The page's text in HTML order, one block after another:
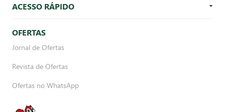
ACESSO RÁPIDO
OFERTAS
Jornal de Ofertas
Revista de Ofertas
Ofertas no WhatsApp